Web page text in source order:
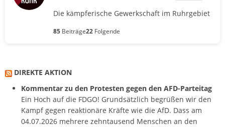
Die kämpferische Gewerkschaft im Ruhrgebiet
85 Beiträge22 Folgende
DIREKTE AKTION
Kommentar zu den Protesten gegen den AFD-Parteitag
Ein Hoch auf die FDGO! Grundsätzlich begrüßen wir den
Kampf gegen reaktionäre Kräfte wie die AfD. Dass am
04.07.2026 mehrere zehntausend Menschen an den